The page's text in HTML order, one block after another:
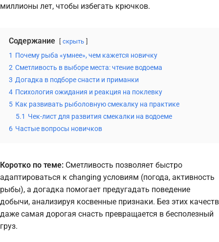
миллионы лет, чтобы избегать крючков.
Содержание скрыть
1 Почему рыба «умнее», чем кажется новичку
2 Сметливость в выборе места: чтение водоема
3 Догадка в подборе снасти и приманки
4 Психология ожидания и реакция на поклевку
5 Как развивать рыболовную смекалку на практике
5.1 Чек-лист для развития смекалки на водоеме
6 Частые вопросы новичков
Коротко по теме: Сметливость позволяет быстро
адаптироваться к changing условиям (погода, активность
рыбы), а догадка помогает предугадать поведение
добычи, анализируя косвенные признаки. Без этих качеств
даже самая дорогая снасть превращается в бесполезный
груз.